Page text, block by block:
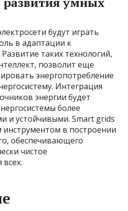
будут играть
в адаптации к
таких технологий,
позволит еще
энергопотребление
Интеграция
энергии будет
более
и устойчивыми. Smart grids
в построении
обеспечивающего
чистое